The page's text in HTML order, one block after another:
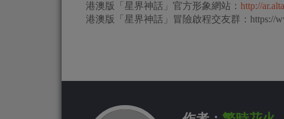
港澳版「星界神話」官方形象網站： http://
港澳版「星界神話」冒險啟程交友群：https://